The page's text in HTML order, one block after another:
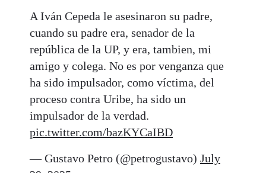
A Iván Cepeda le asesinaron su padre,
cuando su padre era, senador de la
república de la UP, y era, tambien, mi
amigo y colega. No es por venganza que
ha sido impulsador, como víctima, del
proceso contra Uribe, ha sido un
impulsador de la verdad.
pic.twitter.com/bazKYCaIBD
— Gustavo Petro (@petrogustavo) July